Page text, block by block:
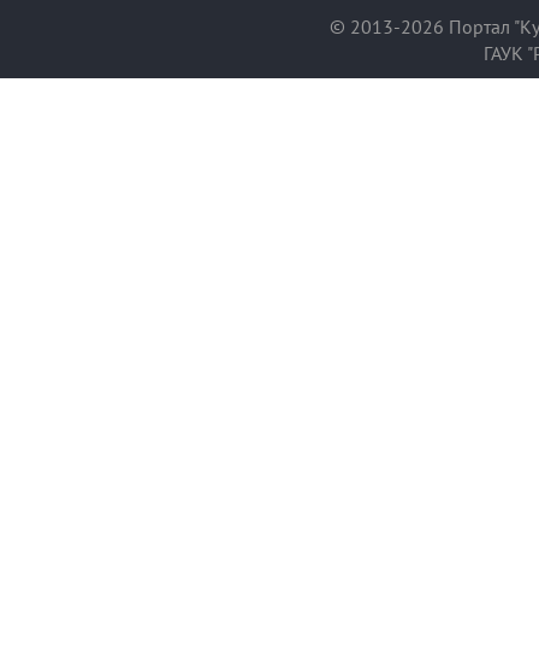
© 2013-2026 Портал
ГАУК